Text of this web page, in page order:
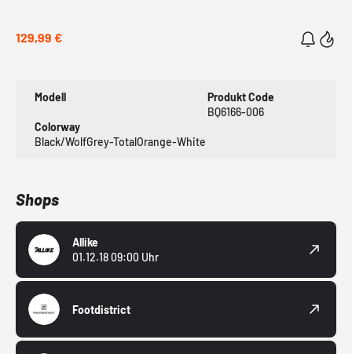
129,99 €
Modell
Produkt Code
BQ6166-006
Colorway
Black/WolfGrey-TotalOrange-White
Shops
Allike
01.12.18 09:00 Uhr
Footdistrict